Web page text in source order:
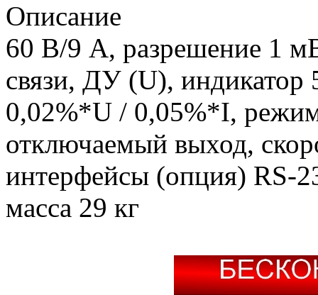
Описание
60 В/9 А, разрешение 1
связи, ДУ (U), индикатор
0,02%*U / 0,05%*I,
отключаемый выход,
интерфейсы (опция) RS-
масса 29 кг